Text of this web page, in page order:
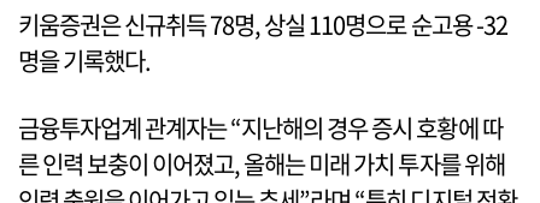
키움증권은 신규취득 78명, 상실 110명으로 순고용 -32
명을 기록했다.
금융투자업계 관계자는 “지난해의 경우 증시 호황에 따
른 인력 보충이 이어졌고, 올해는 미래 가치 투자를 위해